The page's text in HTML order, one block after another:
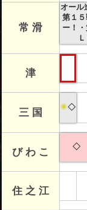
常 滑
オール
第１
ー！
津
三 国 ◇
び わ こ ◇
住 之 江